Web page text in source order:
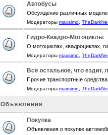
Автобусы
Обсуждение различных
Модераторы maxsimo
Гидро-Квадро-Мотоциклы
О мотоциклах, квадроциклах,
Модераторы maxsimo
Всё остальное, что ездит,
Прочие транспортные средства
Модераторы maxsimo
Объявления
Покупка
Объявления о покупке